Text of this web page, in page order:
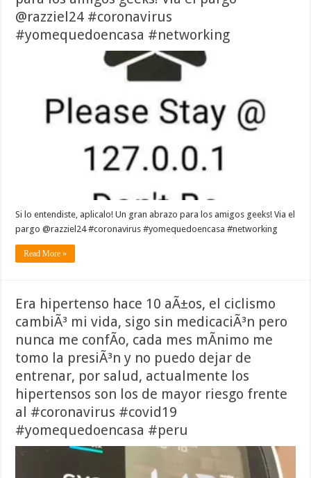
@razziel24 #coronavirus
#yomequedoencasa #networking
Si lo entendiste, aplicalo! Un gran abrazo para los amigos geeks! Via el
pargo @razziel24 #coronavirus #yomequedoencasa #networking
Read More »
Era hipertenso hace 10 aÃ±os, el ciclismo
cambiÃ³ mi vida, sigo sin medicaciÃ³n pero
nunca me confÃ­o, cada mes mÃ­nimo me
tomo la presiÃ³n y no puedo dejar de
entrenar, por salud, actualmente los
hipertensos son los de mayor riesgo frente
al #coronavirus #covid19
#yomequedoencasa #peru